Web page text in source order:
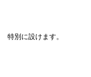
特別に設けます。